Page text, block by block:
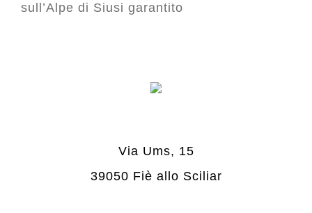
sull’Alpe di Siusi garantito
Via Ums, 15
39050 Fiè allo Sciliar